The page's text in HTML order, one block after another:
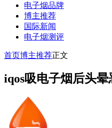
电子烟品牌
博主推荐
国际新闻
电子烟测评
首页博主推荐正文
iqos吸电子烟后头